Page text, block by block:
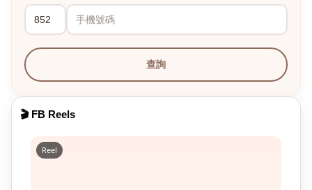
查詢
🎬 FB Reels
Reel